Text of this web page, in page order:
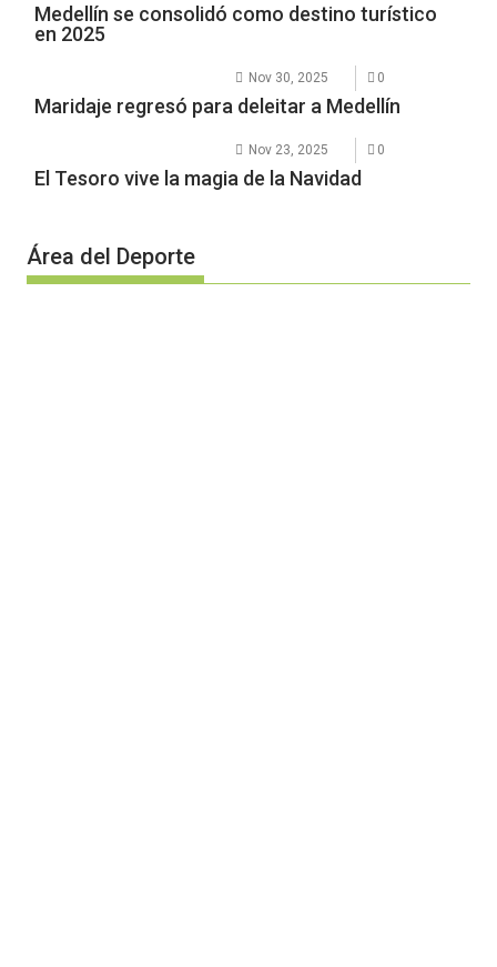
Medellín se consolidó como destino turístico
en 2025
Nov 30, 2025 0
Maridaje regresó para deleitar a Medellín
Nov 23, 2025 0
El Tesoro vive la magia de la Navidad
Área del Deporte